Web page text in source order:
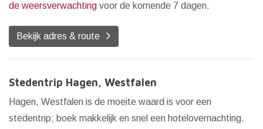
de weersverwachting voor de komende 7 dagen.
Bekijk adres & route
Stedentrip Hagen, Westfalen
Hagen, Westfalen is de moeite waard is voor een
stedentrip; boek makkelijk en snel een hotelovernachting.